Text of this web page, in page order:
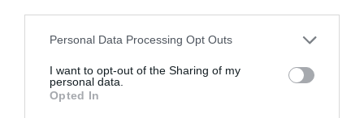
Personal Data Processing Opt Outs
I want to opt-out of the Sharing of my
personal data.
Opted In